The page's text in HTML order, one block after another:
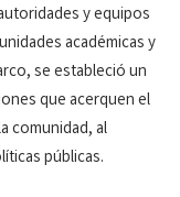
y equipos
académicas y
se estableció un
que acerquen el
comunidad, al
públicas.